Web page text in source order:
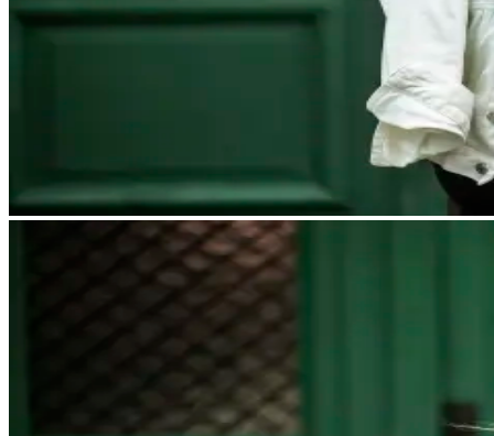
Styrkeområden
Stöd vid etablering
Stöd vid etablering
Nätverkande
Innovation
Tillgång till marknader